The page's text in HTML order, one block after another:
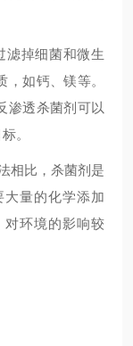
滤掉细菌和微生
如钙、镁等。
渗透杀菌剂可以
。
相比，杀菌剂是
量的化学添加
环境的影响较